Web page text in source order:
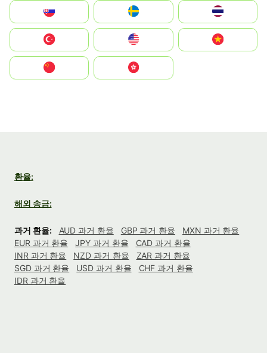
United States
中國香港特別行政區
환율:
해외 송금:
과거 환율: AUD 과거 환율 GBP 과거 환율
MXN 과거 환율
EUR 과거 환율
JPY 과거 환율
CAD 과거 환율
INR 과거 환율
NZD 과거 환율
ZAR 과거 환율
SGD 과거 환율
USD 과거 환율
CHF 과거 환율
IDR 과거 환율